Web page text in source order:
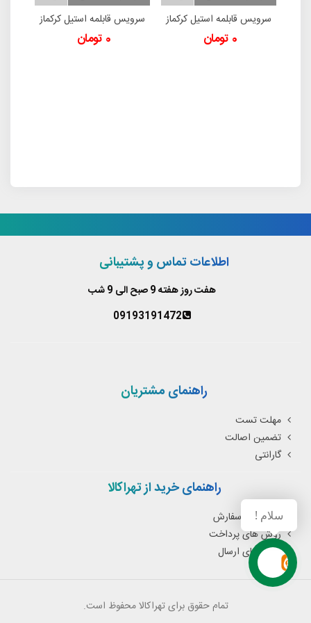
سرویس قابلمه استیل کرکماز
2785 0 تومان
سرویس قابلمه استیل کرکماز
Astra2 A2050
0 تومان
اطلاعات تماس و پشتیبانی
هفت روز هفته 9 صبح الی 9 شب
09193191472
راهنمای مشتریان
مهلت تست
تضمین اصالت
گارانتی
راهنمای خرید از تهراکالا
نحوه ثبت سفارش
روش های پرداخت
روش های ارسال
تمام حقوق برای تهراکالا محفوظ است.
سلام !